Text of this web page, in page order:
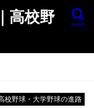
高校野
search
校野球・大学野球の進路